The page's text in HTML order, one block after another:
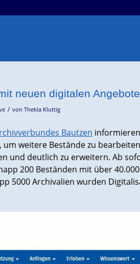
neuen digitalen
/ von Thekla Kluttig
Bautzen
weitere Bestände zu
und deutlich zu erweitern. Ab
200 Beständen mit über
5000 Archivalien wurden